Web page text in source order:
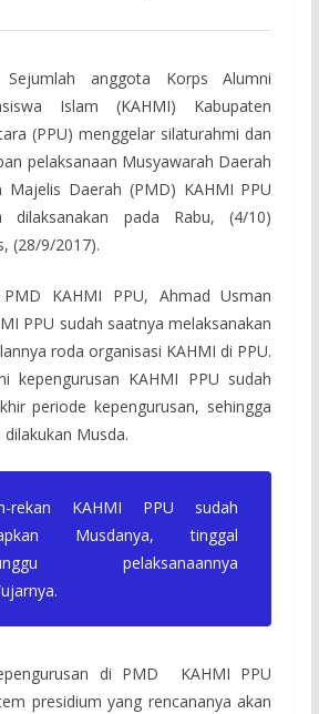
Sejumlah anggota Korps Alumni
Islam (KAHMI) Kabupaten
(PPU) menggelar silaturahmi dan
pelaksanaan Musyawarah Daerah
Majelis Daerah (PMD) KAHMI PPU
dilaksanakan pada Rabu, (4/10)
(28/9/2017).
KAHMI PPU, Ahmad Usman
PPU sudah saatnya melaksanakan
roda organisasi KAHMI di PPU.
kepengurusan KAHMI PPU sudah
periode kepengurusan, sehingga
Musda.
rekan KAHMI PPU sudah
Musdanya, tinggal
pelaksanaannya
di PMD KAHMI PPU
presidium yang rencananya akan